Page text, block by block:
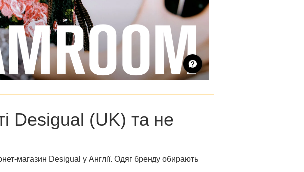
Desigual (UK) та не
магазин Desigual у Англії. Одяг бренду обирають